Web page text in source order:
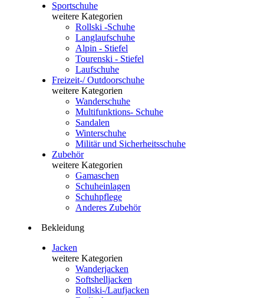
Sportschuhe
weitere Kategorien
Rollski -Schuhe
Langlaufschuhe
Alpin - Stiefel
Tourenski - Stiefel
Laufschuhe
Freizeit-/ Outdoorschuhe
weitere Kategorien
Wanderschuhe
Multifunktions- Schuhe
Sandalen
Winterschuhe
Militär und Sicherheitsschuhe
Zubehör
weitere Kategorien
Gamaschen
Schuheinlagen
Schuhpflege
Anderes Zubehör
Bekleidung
Jacken
weitere Kategorien
Wanderjacken
Softshelljacken
Rollski-/Laufjacken